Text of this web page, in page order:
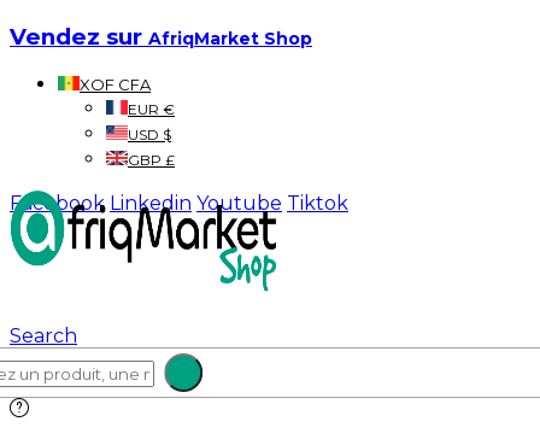
Vendez sur AfriqMarket Shop
XOF CFA
EUR €
USD $
GBP £
Facebook Linkedin Youtube Tiktok
Search